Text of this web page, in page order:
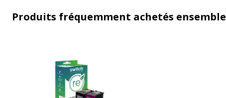
Produits fréquemment achetés ensemble